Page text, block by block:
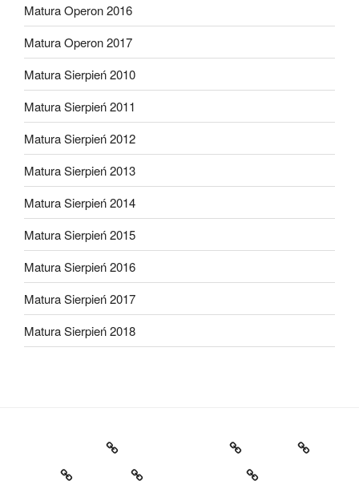
Matura Operon 2016
Matura Operon 2017
Matura Sierpień 2010
Matura Sierpień 2011
Matura Sierpień 2012
Matura Sierpień 2013
Matura Sierpień 2014
Matura Sierpień 2015
Matura Sierpień 2016
Matura Sierpień 2017
Matura Sierpień 2018
Strona główna Dlaczego warto?
O mnie
Opinie
Kontakt Chce dołączyć!